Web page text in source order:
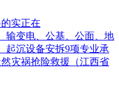
实正在
输变电、公基、公面、地
起沉设备安拆9项专业承
灾祸抢险救援（江西省